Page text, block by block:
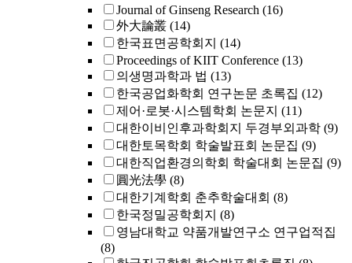
Journal of Ginseng Research (16)
外大論叢 (14)
한국표면공학회지 (14)
Proceedings of KIIT Conference (13)
의생명과학과 법 (13)
한국공업화학회 연구논문 초록집 (12)
제어·로봇·시스템학회 논문지 (11)
대한이비인후과학회지 두경부외과학 (9)
대한토목학회 학술발표회 논문집 (9)
대한직업환경의학회 학술대회 논문집 (9)
圓光法學 (8)
대한기계학회 춘추학술대회 (8)
한국정밀공학회지 (8)
영남대학교 약품개발연구소 연구업적집
(8)